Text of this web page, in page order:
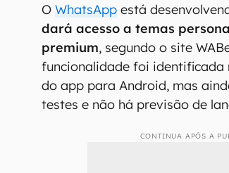
OWhatsApp está
dará acesso a temas
premium, segundo o site
funcionalidade foi identificada
do app para Android, mas
testes e não há previsão de
CONTINUA APÓS A